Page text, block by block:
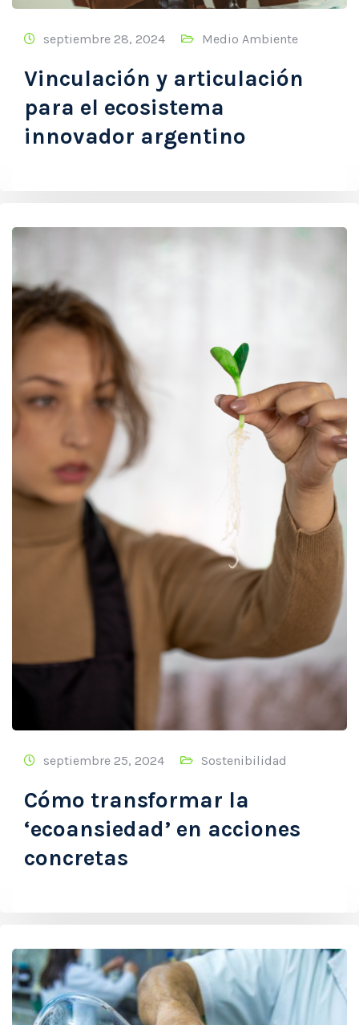
septiembre 28, 2024 Medio Ambiente
Vinculación y articulación
para el ecosistema
innovador argentino
septiembre 25, 2024 Sostenibilidad
Cómo transformar la
‘ecoansiedad’ en acciones
concretas